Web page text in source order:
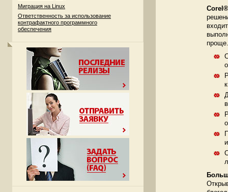
Миграция на Linux
Ответственность за использование
контрафактного программного
обеспечения
проще.